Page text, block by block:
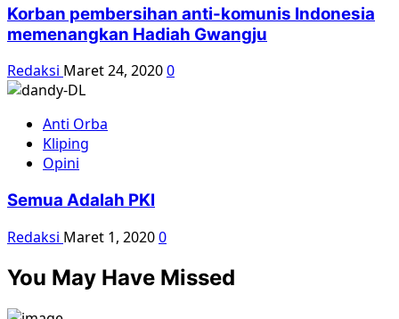
Korban pembersihan anti-komunis Indonesia
memenangkan Hadiah Gwangju
Redaksi Maret 24, 20200
Anti Orba
Kliping
Opini
Semua Adalah PKI
Redaksi Maret 1, 20200
You May Have Missed